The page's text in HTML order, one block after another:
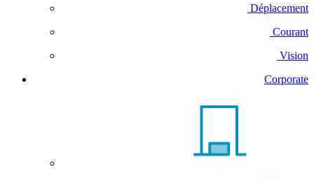
Déplacement
Courant
Vision
Corporate